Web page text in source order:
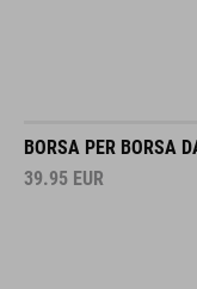
BORSA PER BORSA
39.95 EUR